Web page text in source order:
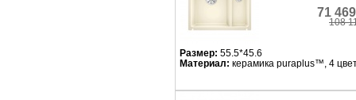
71
108
Размер: 55.5*45.6
Материал: керамика puraplus™, 4